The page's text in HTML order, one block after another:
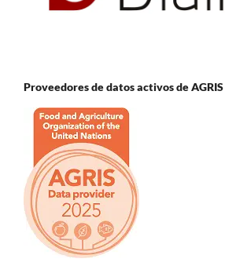
Proveedores de datos activos de